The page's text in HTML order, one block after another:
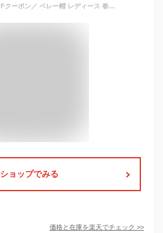
＼本日▽全品5%OFFクーポン／ ベレー帽 レディース 春夏 帽子 メンズ ベレー チョボ付 サマーニット 無地 シンプル フリーサイズ 男女兼用 ユニセックス サマーベレー マリンブルー 父の日
ショップでみる
価格と在庫を楽天でチェック >>